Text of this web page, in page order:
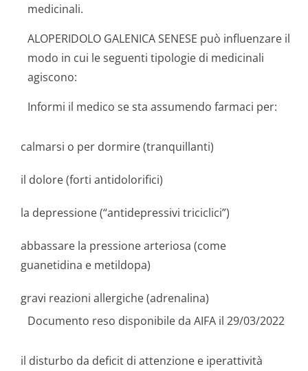
medicinali.
ALOPERIDOLO GALENICA SENESE può influenzare il
modo in cui le seguenti tipologie di medicinali
agiscono:
Informi il medico se sta assumendo farmaci per:
calmarsi o per dormire (tranquillanti)
il dolore (forti antidolorifici)
la depressione (“antidepressivi triciclici”)
abbassare la pressione arteriosa (come
guanetidina e metildopa)
gravi reazioni allergiche (adrenalina)
Documento reso disponibile da AIFA il 29/03/2022
il disturbo da deficit di attenzione e iperattività